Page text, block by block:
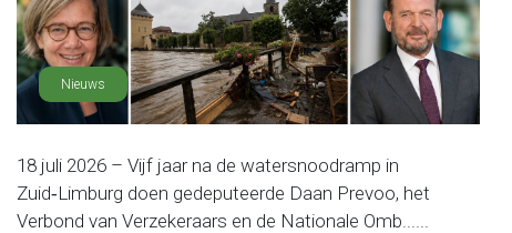
Nieuws
18 juli 2026 – Vijf jaar na de watersnoodramp in
Zuid‑Limburg doen gedeputeerde Daan Prevoo, het
Verbond van Verzekeraars en de Nationale Omb......